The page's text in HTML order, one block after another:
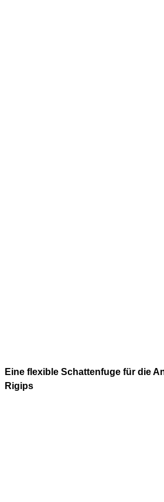
Eine flexible Schattenfuge für die
Rigips